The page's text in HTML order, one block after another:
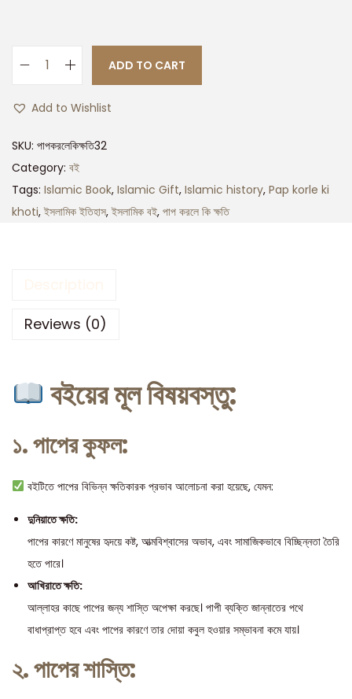
ADD TO CART
Add to Wishlist
SKU: পাপকরলেকিক্ষতি32
Category: বই
Tags: Islamic Book, Islamic Gift, Islamic history, Pap korle ki
khoti, ইসলামিক ইতিহাস, ইসলামিক বই, পাপ করলে কি ক্ষতি
Reviews (0)
বইয়ের মূল বিষয়বস্তু:
১. পাপের কুফল:
বইটিতে পাপের বিভিন্ন ক্ষতিকারক প্রভাব আলোচনা করা হয়েছে, যেমন:
দুনিয়াতে ক্ষতি:
পাপের কারণে মানুষের হৃদয়ে কষ্ট, আত্মবিশ্বাসের অভাব, এবং সামাজিকভাবে বিচ্ছিন্নতা তৈরি
হতে পারে।
আখিরাতে ক্ষতি:
আল্লাহর কাছে পাপের জন্য শাস্তি অপেক্ষা করছে। পাপী ব্যক্তি জান্নাতের পথে
বাধাপ্রাপ্ত হবে এবং পাপের কারণে তার দোয়া কবুল হওয়ার সম্ভাবনা কমে যায়।
২. পাপের শাস্তি: